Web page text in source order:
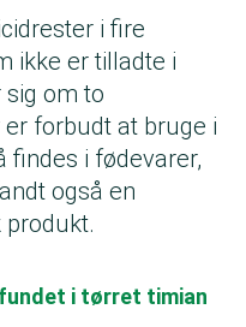
i fire
ikke er tilladte i
om to
forbudt at bruge i
findes i fødevarer,
også en
produkt.
i tørret timian